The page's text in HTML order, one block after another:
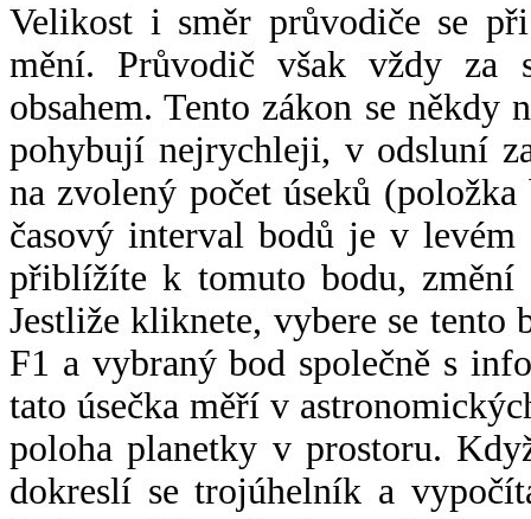
Velikost i směr průvodiče se
mění. Průvodič však vždy za
obsahem. Tento zákon se někdy
pohybují nejrychleji, v odsluní
na zvolený počet úseků
časový interval bodů je v
přiblížíte k tomuto bodu,
Jestliže kliknete, vybere se tento
F1 a vybraný bod společně s
tato úsečka měří v
poloha planetky v prostoru.
dokreslí se trojúhelník a